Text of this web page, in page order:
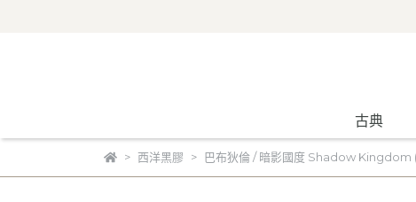
古典
西洋黑膠 巴布狄倫 / 暗影國度 Shadow Kingdom